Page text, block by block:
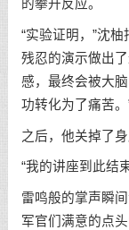
的攀升反应。
“实验证明，”沈
残忍的演示做出
感，最终会被大
功转化为了痛苦。
之后，他关掉了
“我的讲座到此结
雷鸣般的掌声瞬
军官们满意的点